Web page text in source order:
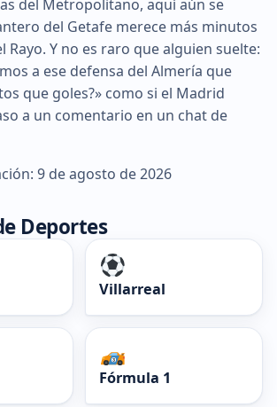
del Metropolitano, aquí aún se
del Getafe merece más minutos
Rayo. Y no es raro que alguien suelte:
a ese defensa del Almería que
que goles?» como si el Madrid
a un comentario en un chat de
9 de agosto de 2026
Deportes
Villarreal
Fórmula 1